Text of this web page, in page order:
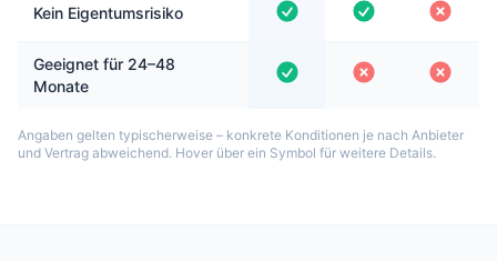
Kein Eigentumsrisiko
Geeignet für 24–48
Monate
Angaben gelten typischerweise – konkrete Konditionen je nach Anbieter
und Vertrag abweichend. Hover über ein Symbol für weitere Details.